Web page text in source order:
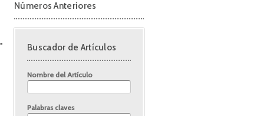
Números Anteriores
Buscador de Artículos
Nombre del Artículo
Palabras claves